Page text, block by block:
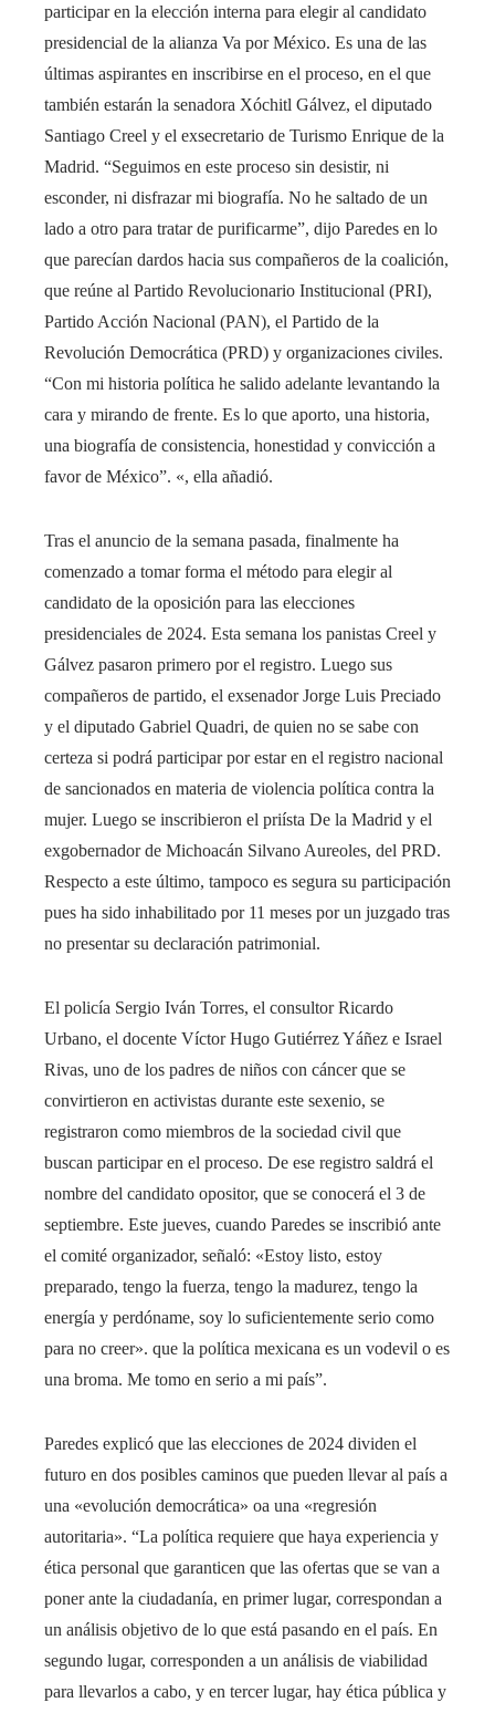
participar en la elección interna para elegir al candidato
presidencial de la alianza Va por México. Es una de las
últimas aspirantes en inscribirse en el proceso, en el que
también estarán la senadora Xóchitl Gálvez, el diputado
Santiago Creel y el exsecretario de Turismo Enrique de la
Madrid. “Seguimos en este proceso sin desistir, ni
esconder, ni disfrazar mi biografía. No he saltado de un
lado a otro para tratar de purificarme”, dijo Paredes en lo
que parecían dardos hacia sus compañeros de la coalición,
que reúne al Partido Revolucionario Institucional (PRI),
Partido Acción Nacional (PAN), el Partido de la
Revolución Democrática (PRD) y organizaciones civiles.
“Con mi historia política he salido adelante levantando la
cara y mirando de frente. Es lo que aporto, una historia,
una biografía de consistencia, honestidad y convicción a
favor de México”. «, ella añadió.
Tras el anuncio de la semana pasada, finalmente ha
comenzado a tomar forma el método para elegir al
candidato de la oposición para las elecciones
presidenciales de 2024. Esta semana los panistas Creel y
Gálvez pasaron primero por el registro. Luego sus
compañeros de partido, el exsenador Jorge Luis Preciado
y el diputado Gabriel Quadri, de quien no se sabe con
certeza si podrá participar por estar en el registro nacional
de sancionados en materia de violencia política contra la
mujer. Luego se inscribieron el priísta De la Madrid y el
exgobernador de Michoacán Silvano Aureoles, del PRD.
Respecto a este último, tampoco es segura su participación
pues ha sido inhabilitado por 11 meses por un juzgado tras
no presentar su declaración patrimonial.
El policía Sergio Iván Torres, el consultor Ricardo
Urbano, el docente Víctor Hugo Gutiérrez Yáñez e Israel
Rivas, uno de los padres de niños con cáncer que se
convirtieron en activistas durante este sexenio, se
registraron como miembros de la sociedad civil que
buscan participar en el proceso. De ese registro saldrá el
nombre del candidato opositor, que se conocerá el 3 de
septiembre. Este jueves, cuando Paredes se inscribió ante
el comité organizador, señaló: «Estoy listo, estoy
preparado, tengo la fuerza, tengo la madurez, tengo la
energía y perdóname, soy lo suficientemente serio como
para no creer». que la política mexicana es un vodevil o es
una broma. Me tomo en serio a mi país”.
Paredes explicó que las elecciones de 2024 dividen el
futuro en dos posibles caminos que pueden llevar al país a
una «evolución democrática» oa una «regresión
autoritaria». “La política requiere que haya experiencia y
ética personal que garanticen que las ofertas que se van a
poner ante la ciudadanía, en primer lugar, correspondan a
un análisis objetivo de lo que está pasando en el país. En
segundo lugar, corresponden a un análisis de viabilidad
para llevarlos a cabo, y en tercer lugar, hay ética pública y